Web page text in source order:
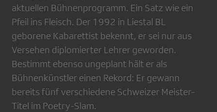
aktuellen Bühnenprogramm. Ein Satz wie ein
Pfeil ins Fleisch. Der 1992 in Liestal BL
geborene Kabarettist bekennt, er sei nur aus
Versehen diplomierter Lehrer geworden.
Bestimmt ebenso ungeplant hält er als
Bühnenkünstler einen Rekord: Er gewann
bereits fünf verschiedene Schweizer Meister-
Titel im Poetry-Slam.